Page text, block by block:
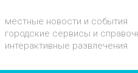
местные новости и события
городские сервисы и
интерактивные развлечения